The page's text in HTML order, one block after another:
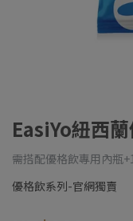
EasiYo紐西
需搭配優格飲專用內瓶
優格飲系列-官網獨賣